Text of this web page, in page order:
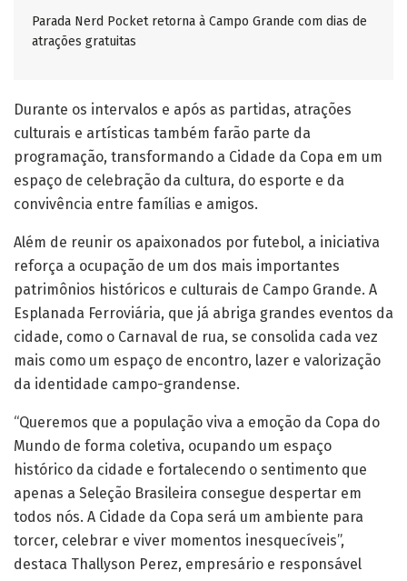
Parada Nerd Pocket retorna à Campo Grande com dias de
atrações gratuitas
Durante os intervalos e após as partidas, atrações
culturais e artísticas também farão parte da
programação, transformando a Cidade da Copa em um
espaço de celebração da cultura, do esporte e da
convivência entre famílias e amigos.
Além de reunir os apaixonados por futebol, a iniciativa
reforça a ocupação de um dos mais importantes
patrimônios históricos e culturais de Campo Grande. A
Esplanada Ferroviária, que já abriga grandes eventos da
cidade, como o Carnaval de rua, se consolida cada vez
mais como um espaço de encontro, lazer e valorização
da identidade campo-grandense.
“Queremos que a população viva a emoção da Copa do
Mundo de forma coletiva, ocupando um espaço
histórico da cidade e fortalecendo o sentimento que
apenas a Seleção Brasileira consegue despertar em
todos nós. A Cidade da Copa será um ambiente para
torcer, celebrar e viver momentos inesquecíveis”,
destaca Thallyson Perez, empresário e responsável